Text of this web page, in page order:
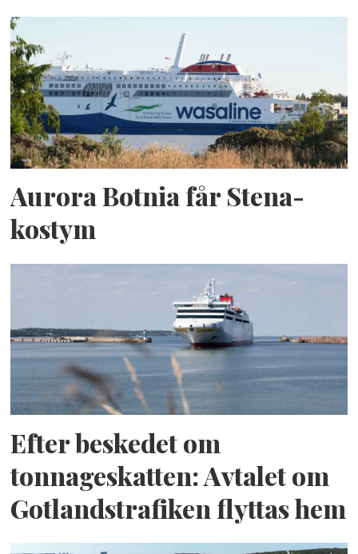
Aurora Botnia får Stena-
kostym
Efter beskedet om
tonnageskatten: Avtalet om
Gotlandstrafiken flyttas hem